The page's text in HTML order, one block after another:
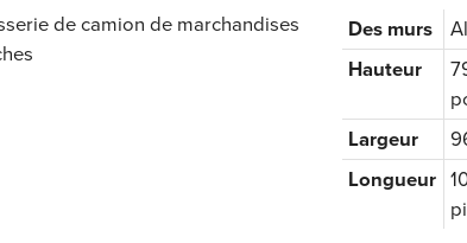
Des murs
Hauteur
Largeur
Longueur